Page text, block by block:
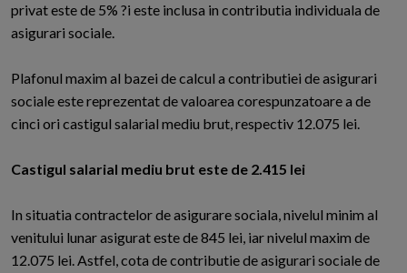
privat este de 5% ?i este inclusa in contributia individuala de
asigurari sociale.
Plafonul maxim al bazei de calcul a contributiei de asigurari
sociale este reprezentat de valoarea corespunzatoare a de
cinci ori castigul salarial mediu brut, respectiv 12.075 lei.
Castigul salarial mediu brut este de 2.415 lei
In situatia contractelor de asigurare sociala, nivelul minim al
venitului lunar asigurat este de 845 lei, iar nivelul maxim de
12.075 lei. Astfel, cota de contributie de asigurari sociale de